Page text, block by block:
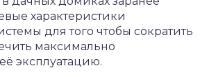
характеристики
для того чтобы сократить
максимально
эксплуатацию.